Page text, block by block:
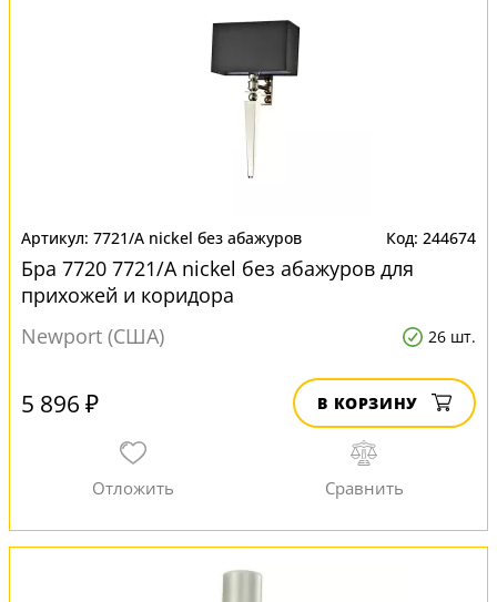
7721/A nickel без абажуров 244674
Бра 7720 7721/A nickel без абажуров для
прихожей и коридора
Newport (США)
26 шт.
5 896 ₽ В КОРЗИНУ